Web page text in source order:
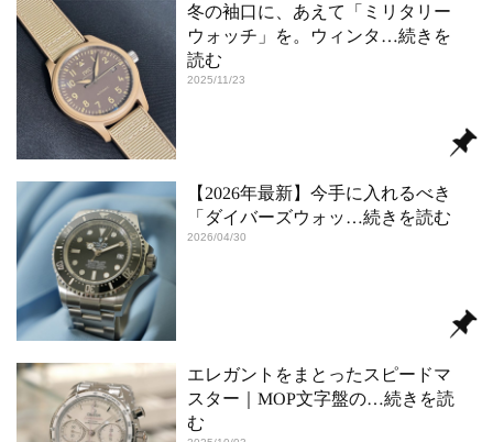
冬の袖口に、あえて「ミリタリー
ウォッチ」を。ウィンタ …続きを
読む
2025/11/23
【2026年最新】今手に入れるべき
「ダイバーズウォッ …続きを読む
2026/04/30
エレガントをまとったスピードマ
スター｜MOP文字盤の…続きを読
む